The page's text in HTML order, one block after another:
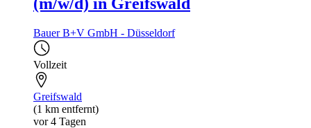
Bauer B+V GmbH - Düsseldorf
Vollzeit
Greifswald
(1 km entfernt)
vor 4 Tagen